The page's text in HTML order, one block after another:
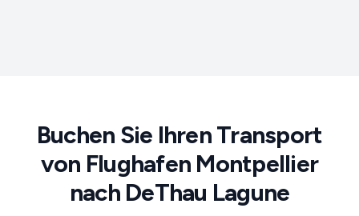
Buchen Sie Ihren Transport
von Flughafen Montpellier
nach DeThau Lagune